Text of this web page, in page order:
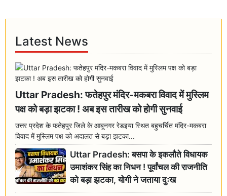
Latest News
Uttar Pradesh: फतेहपुर मंदिर-मकबरा विवाद में मुस्लिम
पक्ष को बड़ा झटका ! अब इस तारीख को होगी सुनवाई
उत्तर प्रदेश के फतेहपुर जिले के आबूनगर रेडइया स्थित बहुचर्चित मंदिर-मकबरा
विवाद में मुस्लिम पक्ष को अदालत से बड़ा झटका...
Uttar Pradesh: बसपा के इकलौते विधायक
उमाशंकर सिंह का निधन ! पूर्वांचल की राजनीति
को बड़ा झटका, योगी ने जताया दुःख